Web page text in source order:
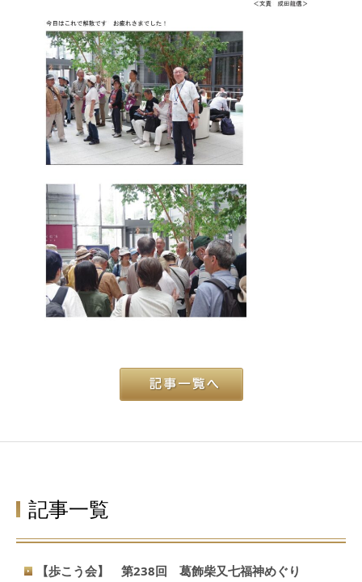
記事一覧
【歩こう会】 第238回 葛飾柴又七福神めぐり